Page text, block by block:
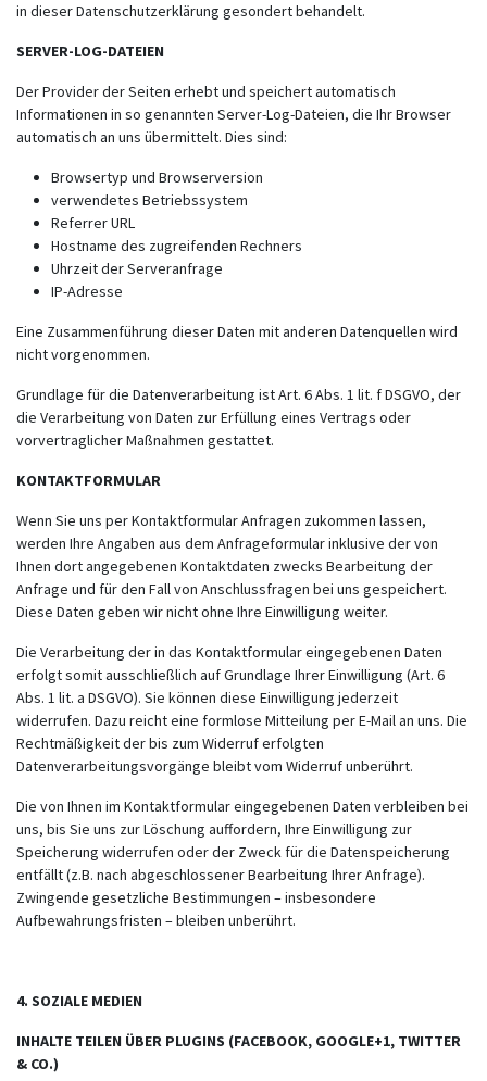
in dieser Datenschutzerklärung gesondert behandelt.
SERVER-LOG-DATEIEN
Der Provider der Seiten erhebt und speichert automatisch
Informationen in so genannten Server-Log-Dateien, die Ihr Browser
automatisch an uns übermittelt. Dies sind:
Browsertyp und Browserversion
verwendetes Betriebssystem
Referrer URL
Hostname des zugreifenden Rechners
Uhrzeit der Serveranfrage
IP-Adresse
Eine Zusammenführung dieser Daten mit anderen Datenquellen wird
nicht vorgenommen.
Grundlage für die Datenverarbeitung ist Art. 6 Abs. 1 lit. f DSGVO, der
die Verarbeitung von Daten zur Erfüllung eines Vertrags oder
vorvertraglicher Maßnahmen gestattet.
KONTAKTFORMULAR
Wenn Sie uns per Kontaktformular Anfragen zukommen lassen,
werden Ihre Angaben aus dem Anfrageformular inklusive der von
Ihnen dort angegebenen Kontaktdaten zwecks Bearbeitung der
Anfrage und für den Fall von Anschlussfragen bei uns gespeichert.
Diese Daten geben wir nicht ohne Ihre Einwilligung weiter.
Die Verarbeitung der in das Kontaktformular eingegebenen Daten
erfolgt somit ausschließlich auf Grundlage Ihrer Einwilligung (Art. 6
Abs. 1 lit. a DSGVO). Sie können diese Einwilligung jederzeit
widerrufen. Dazu reicht eine formlose Mitteilung per E-Mail an uns. Die
Rechtmäßigkeit der bis zum Widerruf erfolgten
Datenverarbeitungsvorgänge bleibt vom Widerruf unberührt.
Die von Ihnen im Kontaktformular eingegebenen Daten verbleiben bei
uns, bis Sie uns zur Löschung auffordern, Ihre Einwilligung zur
Speicherung widerrufen oder der Zweck für die Datenspeicherung
entfällt (z.B. nach abgeschlossener Bearbeitung Ihrer Anfrage).
Zwingende gesetzliche Bestimmungen – insbesondere
Aufbewahrungsfristen – bleiben unberührt.
4. SOZIALE MEDIEN
INHALTE TEILEN ÜBER PLUGINS (FACEBOOK, GOOGLE+1, TWITTER
& CO.)